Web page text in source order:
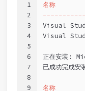
1
2
3
4
5
6
7
8
9
名称
Visual
Visual
正在安装:
已成功完成安
名称